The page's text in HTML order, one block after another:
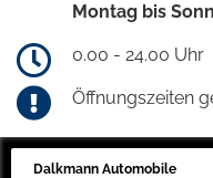
Montag bis
0.00 - 24.00 Uhr
Öffnungszeiten
Dalkmann Automobile